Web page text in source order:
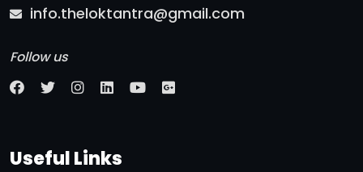
info.theloktantra@gmail.com
Follow us
Useful Links